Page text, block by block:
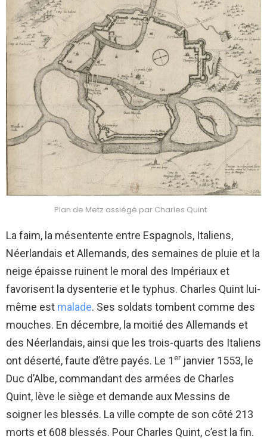
Plan de Metz assiégé par Charles Quint
La faim, la mésentente entre Espagnols, Italiens,
Néerlandais et Allemands, des semaines de pluie et la
neige épaisse ruinent le moral des Impériaux et
favorisent la dysenterie et le typhus. Charles Quint lui-
même est malade. Ses soldats tombent comme des
mouches. En décembre, la moitié des Allemands et
des Néerlandais, ainsi que les trois-quarts des Italiens
ont déserté, faute d’être payés. Le 1erjanvier 1553, le
Duc d’Albe, commandant des armées de Charles
Quint, lève le siège et demande aux Messins de
soigner les blessés. La ville compte de son côté 213
morts et 608 blessés. Pour Charles Quint, c’est la fin.